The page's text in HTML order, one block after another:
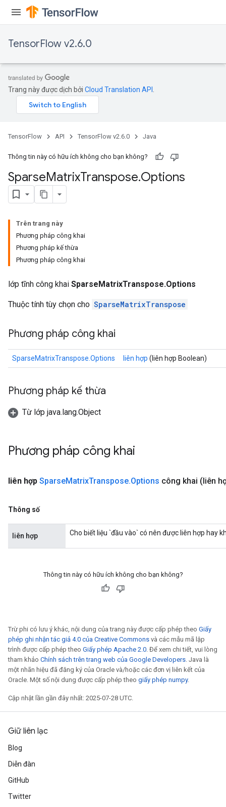
TensorFlow v2.6.0
Trang này được dịch bởi Cloud Translation API
TensorFlow API TensorFlow v2.6.0 Java
Thông tin này có hữu ích không cho bạn không?
SparseMatrixTranspose.Options
Trên trang này
Phương pháp công khai
Phương pháp kế thừa
Phương pháp công khai
lớp tĩnh công khai SparseMatrixTranspose.Options
Thuộc tính tùy chọn cho SparseMatrixTranspose
Phương pháp công khai
SparseMatrixTranspose.Options liên hợp (liên hợp Boolean)
Phương pháp kế thừa
Từ lớp java.lang.Object
Phương pháp công khai
liên hợp SparseMatrixTranspose.Options công khai (liên
Thông số
liên hợp Cho biết liệu `đầu vào` có nên được liên hợp hay
Thông tin này có hữu ích không cho bạn không?
Trừ phi có lưu ý khác, nội dung của trang này được cấp phép theo Giấy
phép ghi nhận tác giả 4.0 của Creative Commons và các mẫu mã lập
trình được cấp phép theo Giấy phép Apache 2.0. Để xem chi tiết, vui lòng
tham khảo Chính sách trên trang web của Google Developers. Java là
một nhãn hiệu đã đăng ký của Oracle và/hoặc các đơn vị liên kết của
Oracle. Một số nội dung được cấp phép theo giấy phép numpy.
Cập nhật lần gần đây nhất: 2025-07-28 UTC.
Giữ liên lạc
Blog
Diễn đàn
GitHub
Twitter